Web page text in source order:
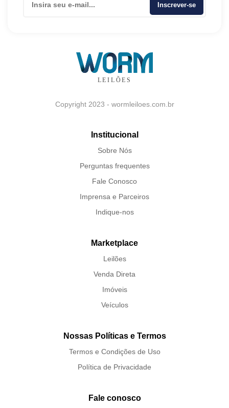
Inscrever-se
Copyright 2023 - wormleiloes.com.br
Institucional
Sobre Nós
Perguntas frequentes
Fale Conosco
Imprensa e Parceiros
Indique-nos
Marketplace
Leilões
Venda Direta
Imóveis
Veículos
Nossas Políticas e Termos
Termos e Condições de Uso
Política de Privacidade
Fale conosco